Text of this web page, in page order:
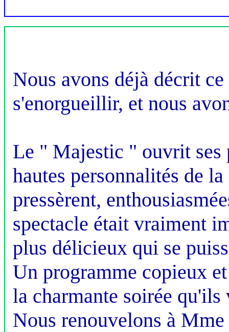
Nous avons déjà décrit
s'enorgueillir, et nous
Le " Majestic " ouvrit ses
hautes personnalités de
pressèrent,
spectacle était vraiment
plus délicieux qui se
Un programme copieux
la charmante soirée qu'ils
Nous renouvelons à